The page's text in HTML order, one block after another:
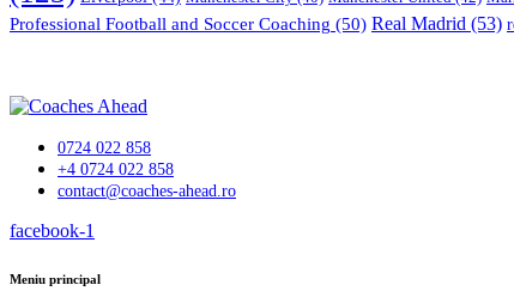
Professional Football and Soccer Coaching (50) Real Madrid (53)
0724 022 858
+4 0724 022 858
contact@coaches-ahead.ro
facebook-1
Meniu principal